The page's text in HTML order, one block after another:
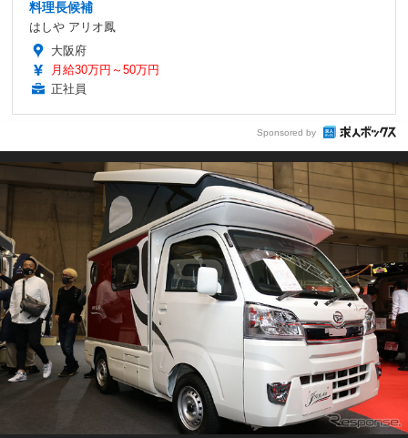
料理長候補
はしや アリオ鳳
大阪府
月給30万円～50万円
正社員
Sponsored by